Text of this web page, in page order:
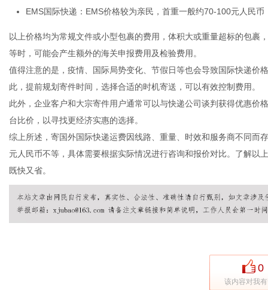
EMS国际快递：EMS价格较为亲民，首重一般约70-100元人民
以上价格均为常规文件或小型包裹的费用，体积大或重量超标的包裹
等时，可能会产生额外的海关申报费用及检验费用。
值得注意的是，疫情、国际局势变化、节假日等也会导致国际快递价
此，提前规划寄件时间，选择合适的时机寄送，可以有效控制费用。
此外，企业客户和大宗寄件用户通常可以与快递公司谈判获得优惠价
台比价，以寻找更经济实惠的选择。
综上所述，寄国外国际快递运费因线路、重量、时效和服务商不同而
元人民币不等，具体需要根据实际情况进行咨询和报价对比。了解以
既快又省。
0
该内容对我